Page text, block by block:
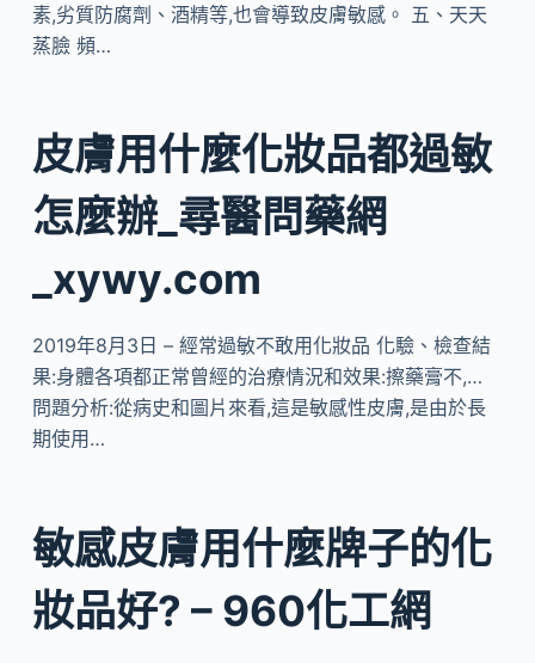
素,劣質防腐劑、酒精等,也會導致皮膚敏感。 五、天天
蒸臉 頻…
皮膚用什麼化妝品都過敏
怎麼辦_尋醫問藥網
_xywy.com
2019年8月3日 – 經常過敏不敢用化妝品 化驗、檢查結
果:身體各項都正常曾經的治療情況和效果:擦藥膏不,…
問題分析:從病史和圖片來看,這是敏感性皮膚,是由於長
期使用…
敏感皮膚用什麼牌子的化
妝品好? – 960化工網